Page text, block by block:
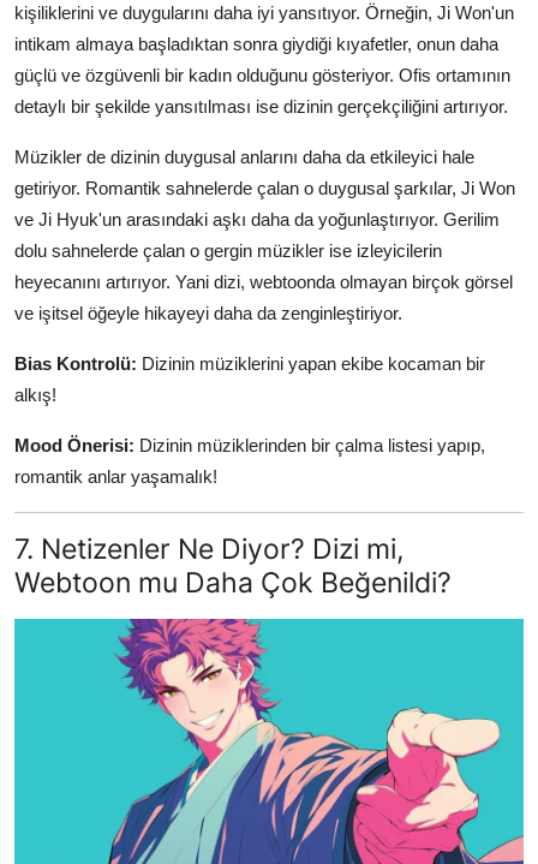
kişiliklerini ve duygularını daha iyi yansıtıyor. Örneğin, Ji Won'un
intikam almaya başladıktan sonra giydiği kıyafetler, onun daha
güçlü ve özgüvenli bir kadın olduğunu gösteriyor. Ofis ortamının
detaylı bir şekilde yansıtılması ise dizinin gerçekçiliğini artırıyor.
Müzikler de dizinin duygusal anlarını daha da etkileyici hale
getiriyor. Romantik sahnelerde çalan o duygusal şarkılar, Ji Won
ve Ji Hyuk'un arasındaki aşkı daha da yoğunlaştırıyor. Gerilim
dolu sahnelerde çalan o gergin müzikler ise izleyicilerin
heyecanını artırıyor. Yani dizi, webtoonda olmayan birçok görsel
ve işitsel öğeyle hikayeyi daha da zenginleştiriyor.
Bias Kontrolü: Dizinin müziklerini yapan ekibe kocaman bir
alkış!
Mood Önerisi: Dizinin müziklerinden bir çalma listesi yapıp,
romantik anlar yaşamalık!
7. Netizenler Ne Diyor? Dizi mi,
Webtoon mu Daha Çok Beğenildi?